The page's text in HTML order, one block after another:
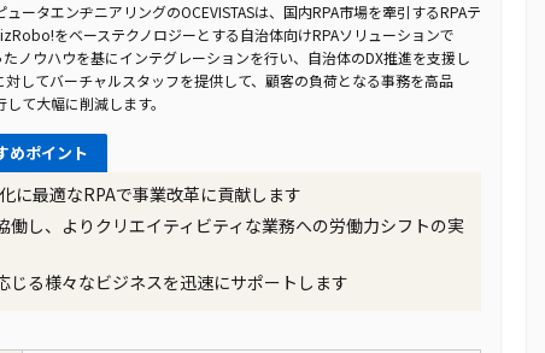
ータエンヂニアリングのOCEVISTASは、国内RPA市場を牽引するRPAテ
をベーステクノロジーとする自治体向けRPAソリューションで
ノウハウを基にインテグレーションを行い、自治体のDX推進を支援し
対してバーチャルスタッフを提供して、顧客の負荷となる事務を高品
て大幅に削減します。
めポイント
に最適なRPAで事業改革に貢献します
働し、よりクリエイティビティな業務への労働力シフトの実
じる様々なビジネスを迅速にサポートします